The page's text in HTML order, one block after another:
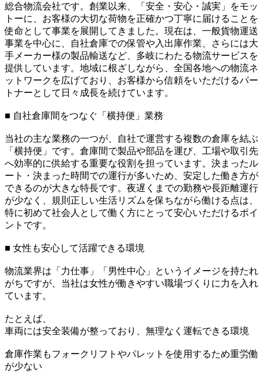
総合物流会社です。創業以来、「安全・安心・誠実」をモッ
トーに、お客様の大切な荷物を正確かつ丁寧に届けることを
使命として事業を展開してきました。現在は、一般貨物運送
事業を中心に、自社倉庫での保管や入出庫作業、さらには大
手メーカー様の製品輸送など、多岐にわたる物流サービスを
提供しています。地域に根ざしながら、全国各地への物流ネ
ットワークを広げており、お客様から信頼をいただけるパー
トナーとして日々成長を続けています。
■ 自社倉庫間をつなぐ「横持便」業務
当社の主な業務の一つが、自社で運営する複数の倉庫を結ぶ
「横持便」です。倉庫間で製品や部品を運び、工場や取引先
へ効率的に供給する重要な役割を担っています。決まったル
ート・決まった時間での運行が多いため、安定した働き方が
できるのが大きな特長です。夜遅くまでの勤務や長距離運行
が少なく、規則正しい生活リズムを保ちながら働ける点は、
特に初めて社会人として働く方にとって安心いただけるポイ
ントです。
■ 女性も安心して活躍できる環境
物流業界は「力仕事」「男性中心」というイメージを持たれ
がちですが、当社は女性が働きやすい職場づくりに力を入れ
ています。
たとえば、
車両には安全装備が整っており、無理なく運転できる環境
倉庫作業もフォークリフトやパレットを使用するため重労働
が少ない